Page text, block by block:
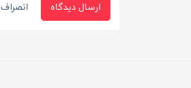
ارسال دیدگاه انصراف